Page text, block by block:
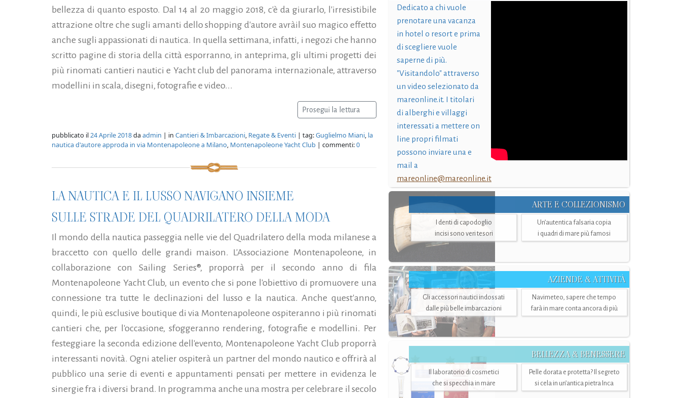
bellezza di quanto esposto. Dal 14 al 20 maggio 2018, c'è da giurarlo, l'irresistibile
attrazione oltre che sugli amanti dello shopping d'autore avràil suo magico effetto
anche sugli appassionati di nautica. In quella settimana, infatti, i negozi che hanno
scritto pagine di storia della città esporranno, in anteprima, gli ultimi progetti dei
più rinomati cantieri nautici e Yacht club del panorama internazionale, attraverso
modellini in scala, disegni, fotografie e video...
Prosegui la lettura
pubblicato il24 Aprile 2018daadmin | in Cantieri & Imbarcazioni, Regate & Eventi | tag:Guglielmo Miani, la
nautica d'autore approda in via Montenapoleone a Milano, Montenapoleone Yacht Club | commenti:0
LA NAUTICA E IL LUSSO NAVIGANO INSIEME
SULLE STRADE DEL QUADRILATERO DELLA MODA
Il mondo della nautica passeggia nelle vie del Quadrilatero della moda milanese a
braccetto con quello delle grandi maison. L'Associazione Montenapoleone, in
collaborazione con Sailing Series®, proporrà per il secondo anno di fila
Montenapoleone Yacht Club, un evento che si pone l'obiettivo di promuovere una
connessione tra tutte le declinazioni del lusso e la nautica. Anche quest'anno,
quindi, le più esclusive boutique di via Montenapoleone ospiteranno i più rinomati
cantieri che, per l'occasione, sfoggeranno rendering, fotografie e modellini. Per
festeggiare la seconda edizione dell'evento, Montenapoleone Yacht Club proporrà
interessanti novità. Ogni atelier ospiterà un partner del mondo nautico e offrirà al
pubblico una serie di eventi e appuntamenti pensati per mettere in evidenza le
sinergie fra i diversi brand. In programma anche una mostra per celebrare il secolo
Dedicato a chi vuole
prenotare una vacanza
in hotel o resort e prima
di scegliere vuole
saperne di più.
"Visitandolo" attraverso
un video selezionato da
mareonline.it. I titolari
di alberghi e villaggi
interessati a mettere on
line propri filmati
possono inviare una e
mail a
mareonline@mareonline.it
ARTE E COLLEZIONISMO
I denti di capodoglio
incisi sono veri tesori
Un’autentica falsaria copia
i quadri di mare più famosi
AZIENDE & ATTIVITÀ
Gli accessori nautici indossati
dalle più belle imbarcazioni
Navimeteo, sapere che tempo
farà in mare conta ancora di più
BELLEZZA & BENESSERE
Il laboratorio di cosmetici
che si specchia in mare
Pelle dorata e protetta? Il segreto
si cela in un’antica pietra Inca